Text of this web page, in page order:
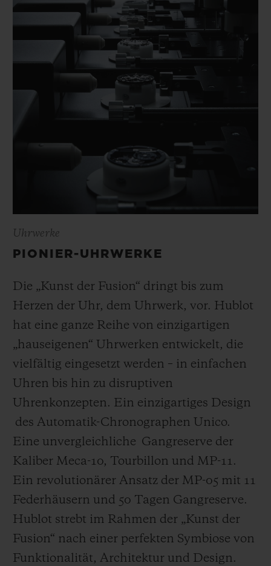
Uhrwerke
PIONIER-UHRWERKE
Die „Kunst der Fusion“ dringt bis zum
Herzen der Uhr, dem Uhrwerk, vor. Hublot
hat eine ganze Reihe von einzigartigen
„hauseigenen“ Uhrwerken entwickelt, die
vielfältig eingesetzt werden – in einfachen
Uhren bis hin zu disruptiven
Uhrenkonzepten. Ein einzigartiges Design
des Automatik-Chronographen Unico.
Eine unvergleichliche Gangreserve der
Kaliber Meca-10, Tourbillon und MP-11.
Ein revolutionärer Ansatz der MP-05 mit 11
Federhäusern und 50 Tagen Gangreserve.
Hublot strebt im Rahmen der „Kunst der
Fusion“ nach einer perfekten Symbiose von
Funktionalität, Architektur und Design.